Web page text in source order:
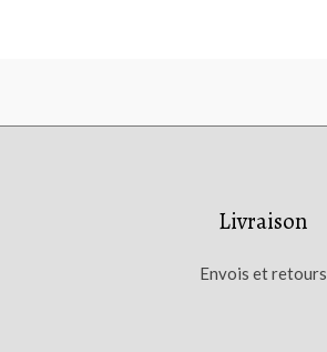
Livraison
Envois et retours